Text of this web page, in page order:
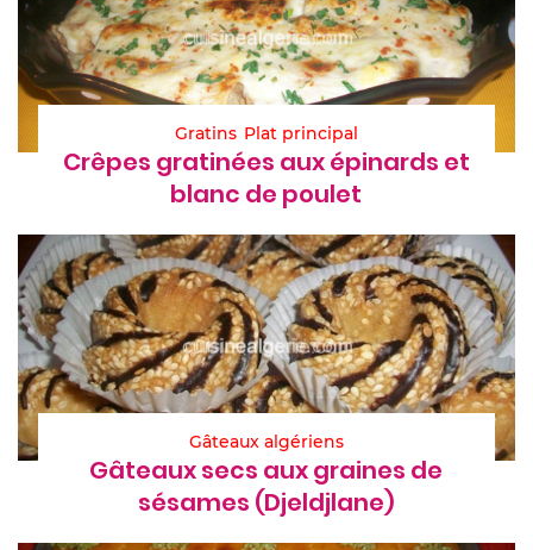
Gratins Plat principal
Crêpes gratinées aux épinards et
blanc de poulet
Gâteaux algériens
Gâteaux secs aux graines de
sésames (Djeldjlane)